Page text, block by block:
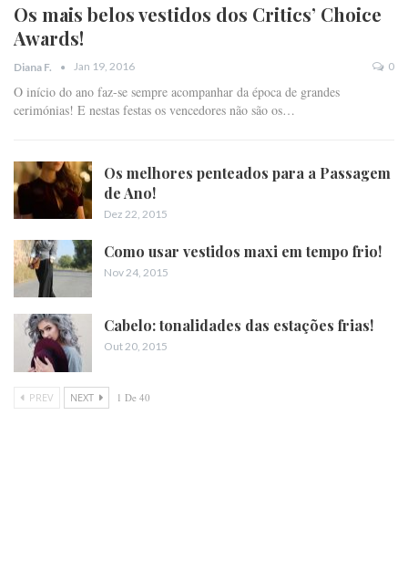
Os mais belos vestidos dos Critics’ Choice
Awards!
Diana F. Jan 19, 2016 0
O início do ano faz-se sempre acompanhar da época de grandes
cerimónias! E nestas festas os vencedores não são os…
Os melhores penteados para a Passagem
de Ano!
Dez 22, 2015
Como usar vestidos maxi em tempo frio!
Nov 24, 2015
Cabelo: tonalidades das estações frias!
Out 20, 2015
PREV NEXT 1 De 40